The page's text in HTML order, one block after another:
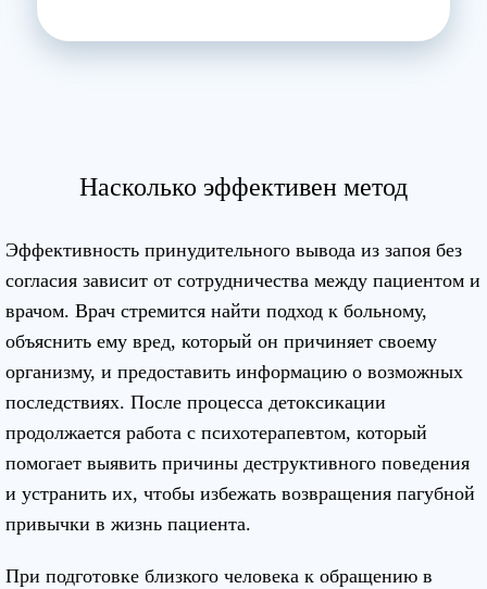
Насколько эффективен метод
Эффективность принудительного вывода из запоя без
согласия зависит от сотрудничества между пациентом и
врачом. Врач стремится найти подход к больному,
объяснить ему вред, который он причиняет своему
организму, и предоставить информацию о возможных
последствиях. После процесса детоксикации
продолжается работа с психотерапевтом, который
помогает выявить причины деструктивного поведения
и устранить их, чтобы избежать возвращения пагубной
привычки в жизнь пациента.
При подготовке близкого человека к обращению в